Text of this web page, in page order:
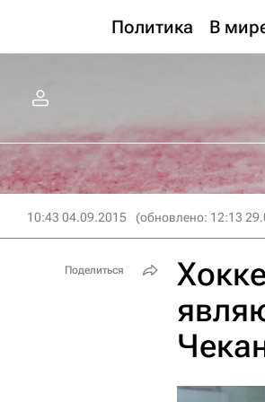
Политика В
10:43 04.09.2015 (обновлено: 12:13
Поделиться